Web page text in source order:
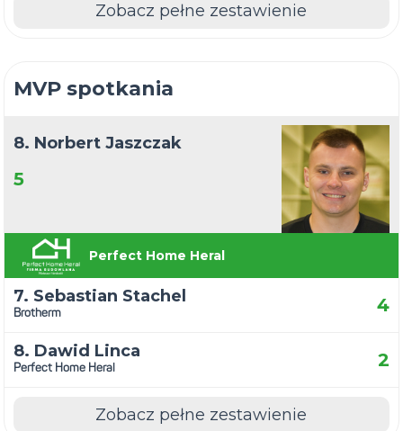
Zobacz pełne zestawienie
MVP spotkania
8. Norbert Jaszczak
5
Perfect Home Heral
7. Sebastian Stachel
Brotherm 4
8. Dawid Linca
Perfect Home Heral 2
Zobacz pełne zestawienie